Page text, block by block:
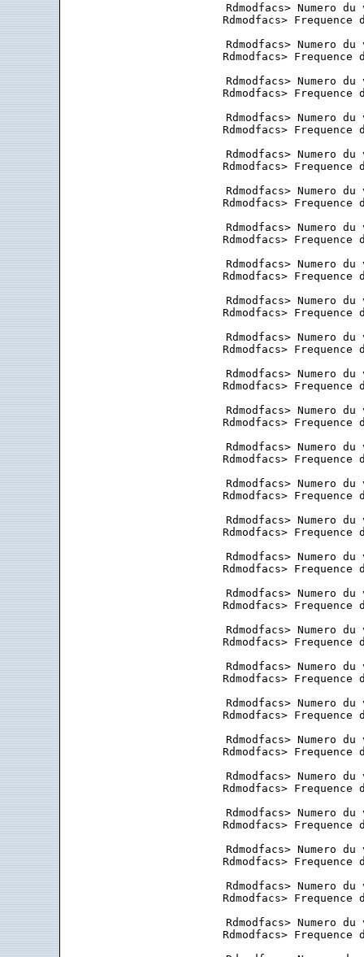
Rdmodfacs> Numero
Rdmodfacs>
Rdmodfacs> Numero
Rdmodfacs>
Rdmodfacs> Numero
Rdmodfacs>
Rdmodfacs> Numero
Rdmodfacs>
Rdmodfacs> Numero
Rdmodfacs>
Rdmodfacs> Numero
Rdmodfacs>
Rdmodfacs> Numero
Rdmodfacs>
Rdmodfacs> Numero
Rdmodfacs>
Rdmodfacs> Numero
Rdmodfacs>
Rdmodfacs> Numero
Rdmodfacs>
Rdmodfacs> Numero
Rdmodfacs>
Rdmodfacs> Numero
Rdmodfacs>
Rdmodfacs> Numero
Rdmodfacs>
Rdmodfacs> Numero
Rdmodfacs>
Rdmodfacs> Numero
Rdmodfacs>
Rdmodfacs> Numero
Rdmodfacs>
Rdmodfacs> Numero
Rdmodfacs>
Rdmodfacs> Numero
Rdmodfacs>
Rdmodfacs> Numero
Rdmodfacs>
Rdmodfacs> Numero
Rdmodfacs>
Rdmodfacs> Numero
Rdmodfacs>
Rdmodfacs> Numero
Rdmodfacs>
Rdmodfacs> Numero
Rdmodfacs>
Rdmodfacs> Numero
Rdmodfacs>
Rdmodfacs> Numero
Rdmodfacs>
Rdmodfacs> Numero
Rdmodfacs>